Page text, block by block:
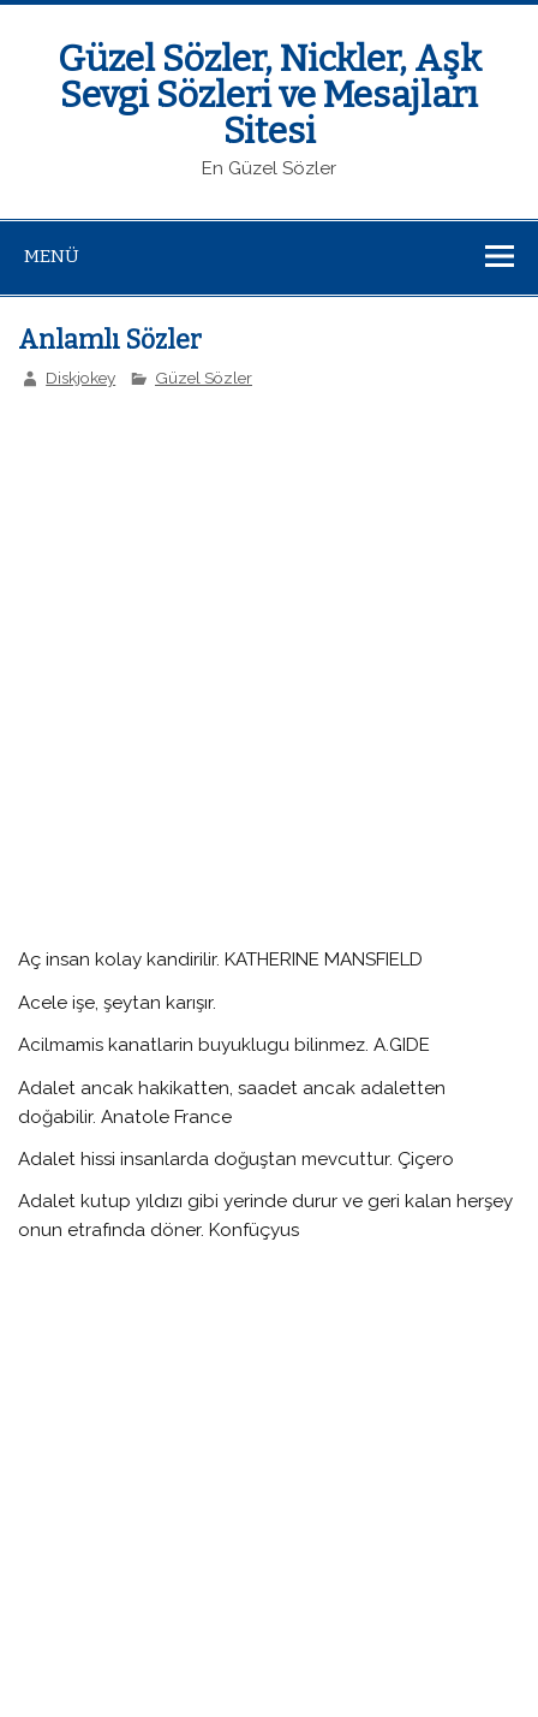
Güzel Sözler, Nickler, Aşk
Sevgi Sözleri ve Mesajları
Sitesi
En Güzel Sözler
MENÜ
Anlamlı Sözler
Diskjokey Güzel Sözler
Aç insan kolay kandirilir. KATHERINE MANSFIELD
Acele işe, şeytan karışır.
Acilmamis kanatlarin buyuklugu bilinmez. A.GIDE
Adalet ancak hakikatten, saadet ancak adaletten
doğabilir. Anatole France
Adalet hissi insanlarda doğuştan mevcuttur. Çiçero
Adalet kutup yıldızı gibi yerinde durur ve geri kalan herşey
onun etrafında döner. Konfüçyus